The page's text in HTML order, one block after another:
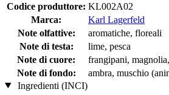
Codice produttore: KL002A02
Marca:
Karl Lagerfeld
Note olfattive:
aromatiche, floreali
Note di testa:
lime, pesca
Note di cuore:
frangipani,
Note di fondo:
ambra, muschio
Ingredienti (INCI)